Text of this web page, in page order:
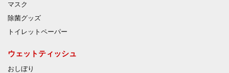
マスク
除菌グッズ
トイレットペーパー
ウェットティッシュ
おしぼり